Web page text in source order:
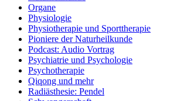
Organe
Physiologie
Physiotherapie und Sporttherapie
Pioniere der Naturheilkunde
Podcast: Audio Vortrag
Psychiatrie und Psychologie
Psychotherapie
Qiqong und mehr
Radiästhesie: Pendel